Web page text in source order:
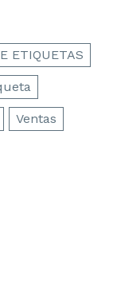
ETIQUETAS
Ventas